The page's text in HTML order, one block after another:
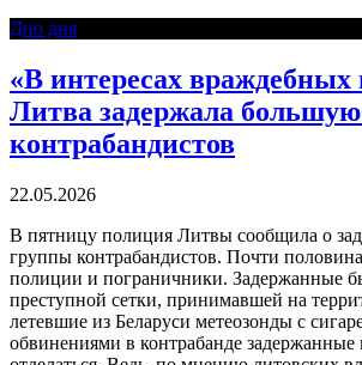
Дно дня
«В интересах враждебных
Литва задержала
контрабандистов
22.05.2026
В пятницу полиция Литвы сообщила о
группы контрабандистов. Почти
полиции и пограничники. Задержанные
преступной сетки, принимавшей на
летевшие из Беларуси метеозонды с
обвинениями в контрабанде задержанные